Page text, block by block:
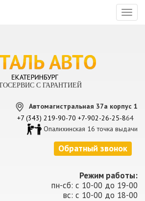
С ГАРАНТИЕЙ
Автомагистральная 37а корпус 1
+7 (343) 219-90-70 +7-902-26-25-864
Опалихинская 16 точка выдачи
Обратный звонок
Режим работы:
пн-сб: с 10-00 до 19-00
вс: с 10-00 до 18-00